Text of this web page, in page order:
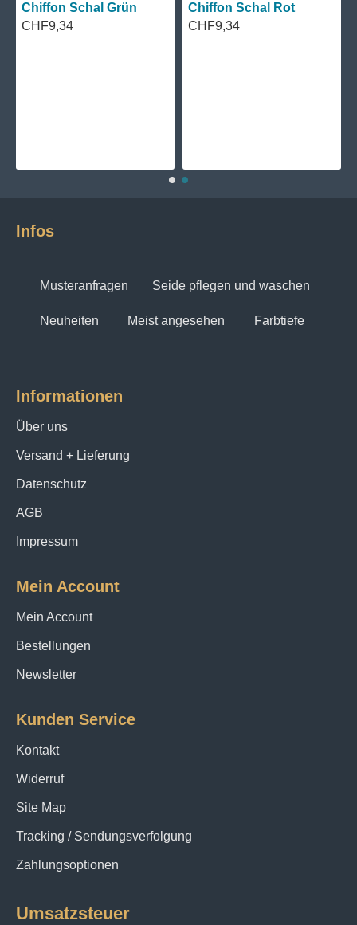
Chiffon Schal Grün
CHF9,34
Chiffon Schal Rot
CHF9,34
Infos
Musteranfragen Seide pflegen und waschen
Neuheiten Meist angesehen Farbtiefe
Informationen
Über uns
Versand + Lieferung
Datenschutz
AGB
Impressum
Mein Account
Mein Account
Bestellungen
Newsletter
Kunden Service
Kontakt
Widerruf
Site Map
Tracking / Sendungsverfolgung
Zahlungsoptionen
Umsatzsteuer